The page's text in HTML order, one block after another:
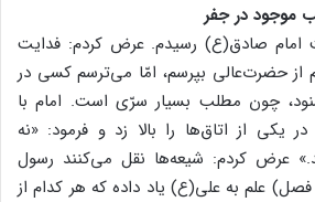
موجود در جفر
امام صادق(ع) رسیدم. عرض کردم: فدایت
حضرت‌عالی بپرسم، امّا می‌ترسم کسی در
چون مطلب بسیار سرّی است. امام با
از اتاق‌ها را بالا زد و فرمود: «نه
عرض کردم: شیعه‌ها نقل می‌کنند رسول
علم به علی(ع) یاد داده که هر کدام از